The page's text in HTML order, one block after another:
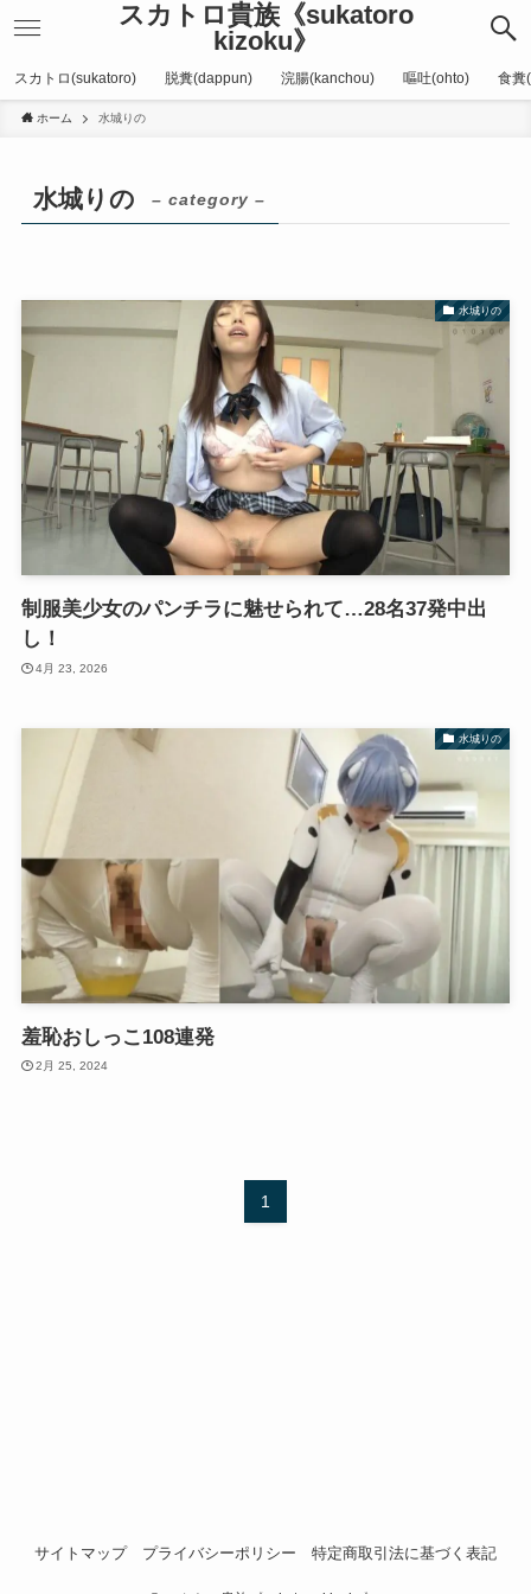
スカトロ貴族《sukatoro
kizoku》
スカトロ(sukatoro) 脱糞(dappun) 浣腸(kanchou) 嘔吐(ohto) 食糞
ホーム 水城りの
水城りの – category –
水城りの
制服美少女のパンチラに魅せられて…28名37発中出
し！
4月 23, 2026
水城りの
羞恥おしっこ108連発
2月 25, 2024
1
サイトマップ プライバシーポリシー 特定商取引法に基づく表記